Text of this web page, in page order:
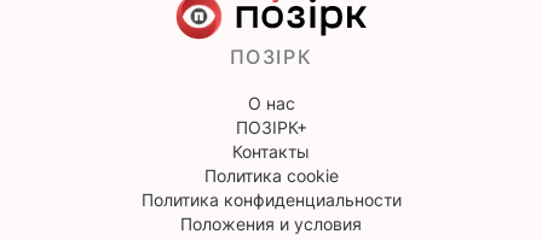
ПОЗІРК
О нас
ПОЗІРК+
Контакты
Политика cookie
Политика конфиденциальности
Положения и условия